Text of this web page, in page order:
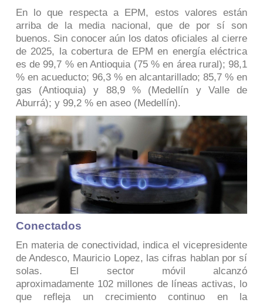
En lo que respecta a EPM, estos valores están
arriba de la media nacional, que de por sí son
buenos. Sin conocer aún los datos oficiales al cierre
de 2025, la cobertura de EPM en energía eléctrica
es de 99,7 % en Antioquia (75 % en área rural); 98,1
% en acueducto; 96,3 % en alcantarillado; 85,7 % en
gas (Antioquia) y 88,9 % (Medellín y Valle de
Aburrá); y 99,2 % en aseo (Medellín).
Conectados
En materia de conectividad, indica el vicepresidente
de Andesco, Mauricio Lopez, las cifras hablan por sí
solas. El sector móvil alcanzó
aproximadamente 102 millones de líneas activas, lo
que refleja un crecimiento continuo en la